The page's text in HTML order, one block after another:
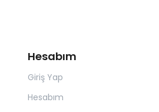
Hesabım
Giriş Yap
Hesabım